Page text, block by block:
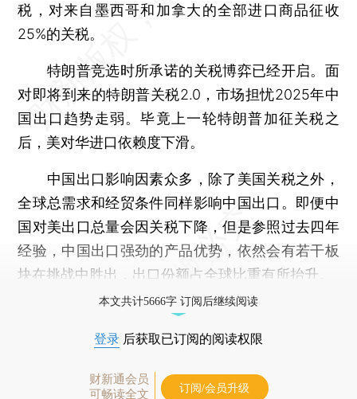
税，对来自墨西哥和加拿大的全部进口商品征收
25%的关税。
特朗普竞选时所承诺的关税博弈已经开启。面
对即将到来的特朗普关税2.0，市场担忧2025年中
国出口趋势走弱。毕竟上一轮特朗普加征关税之
后，美对华进口依赖度下滑。
中国出口影响因素众多，除了美国关税之外，
全球总需求和经贸条件同样影响中国出口。即便中
国对美出口总量会因关税下降，但是参照过去四年
经验，中国出口强劲的产品优势，依然会有若干板
块在挑战中胜出，出口份额占全球比重有所抬升。
本文共计5666字 订阅后继续阅读
登录 后获取已订阅的阅读权限
财新通会员
可畅读全文
订阅/会员升级